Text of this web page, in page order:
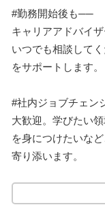
#勤務開始後も──
キャリアアドバイ
いつでも相談して
をサポートします。
#社内ジョブチェン
大歓迎。学びたい
を身につけたいな
寄り添います。